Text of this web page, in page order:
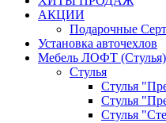
АКЦИИ
Подарочные
Установка авточехлов
Мебель ЛОФТ (Стулья)
Стулья
Стулья
Стулья
Стулья